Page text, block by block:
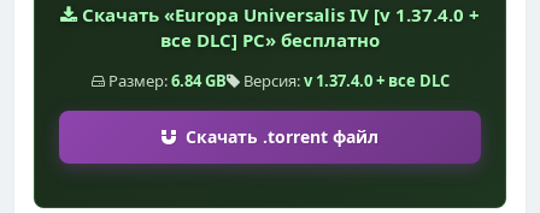
Скачать «Europa Universalis IV [v 1.37.4.0 +
все DLC] PC» бесплатно
Размер:6.84 GB Версия:v 1.37.4.0 + все DLC
Скачать .torrent файл